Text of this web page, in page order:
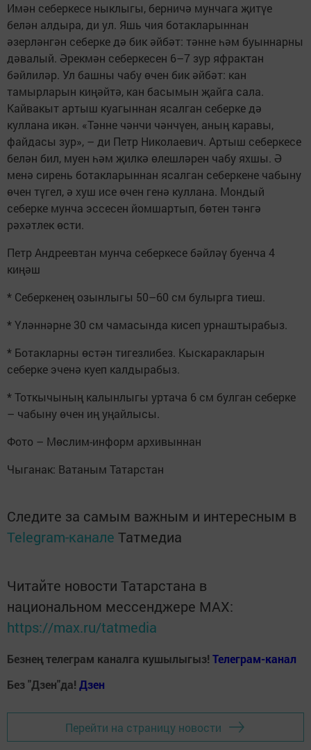
Имән себеркесе ныклыгы, берничә мунчага җитүе
белән алдыра, ди ул. Яшь чия ботакларыннан
әзерләнгән себерке дә бик әйбәт: тәнне һәм буыннарны
дәвалый. Әрекмән себеркесен 6–7 зур яфрактан
бәйлиләр. Ул башны чабу өчен бик әйбәт: кан
тамырларын киңәйтә, кан басымын җайга сала.
Кайвакыт артыш куагыннан ясалган себерке дә
куллана икән. «Тәнне чәнчи чәнчүен, аның каравы,
файдасы зур», – ди Петр Николаевич. Артыш себеркесе
белән бил, муен һәм җилкә өлешләрен чабу яхшы. Ә
менә сирень ботакларыннан ясалган себеркене чабыну
өчен түгел, ә хуш исе өчен генә куллана. Мондый
себерке мунча эссесен йомшартып, бөтен тәнгә
рәхәтлек өсти.
Петр Андреевтан мунча себеркесе бәйләү буенча 4
киңәш
* Себеркенең озынлыгы 50–60 см булырга тиеш.
* Үләннәрне 30 см чамасында кисеп урнаштырабыз.
* Ботакларны өстән тигезлибез. Кыскаракларын
себерке эченә куеп калдырабыз.
* Тоткычының калынлыгы уртача 6 см булган себерке
– чабыну өчен иң уңайлысы.
Фото – Мөслим-информ архивыннан
Чыганак: Ватаным Татарстан
Следите за самым важным и интересным в
Telegram-канале Татмедиа
Читайте новости Татарстана в
национальном мессенджере MАХ:
https://max.ru/tatmedia
Безнең телеграм каналга кушылыгыз! Телеграм-канал
Без "Дзен"да! Дзен
Перейти на страницу новости